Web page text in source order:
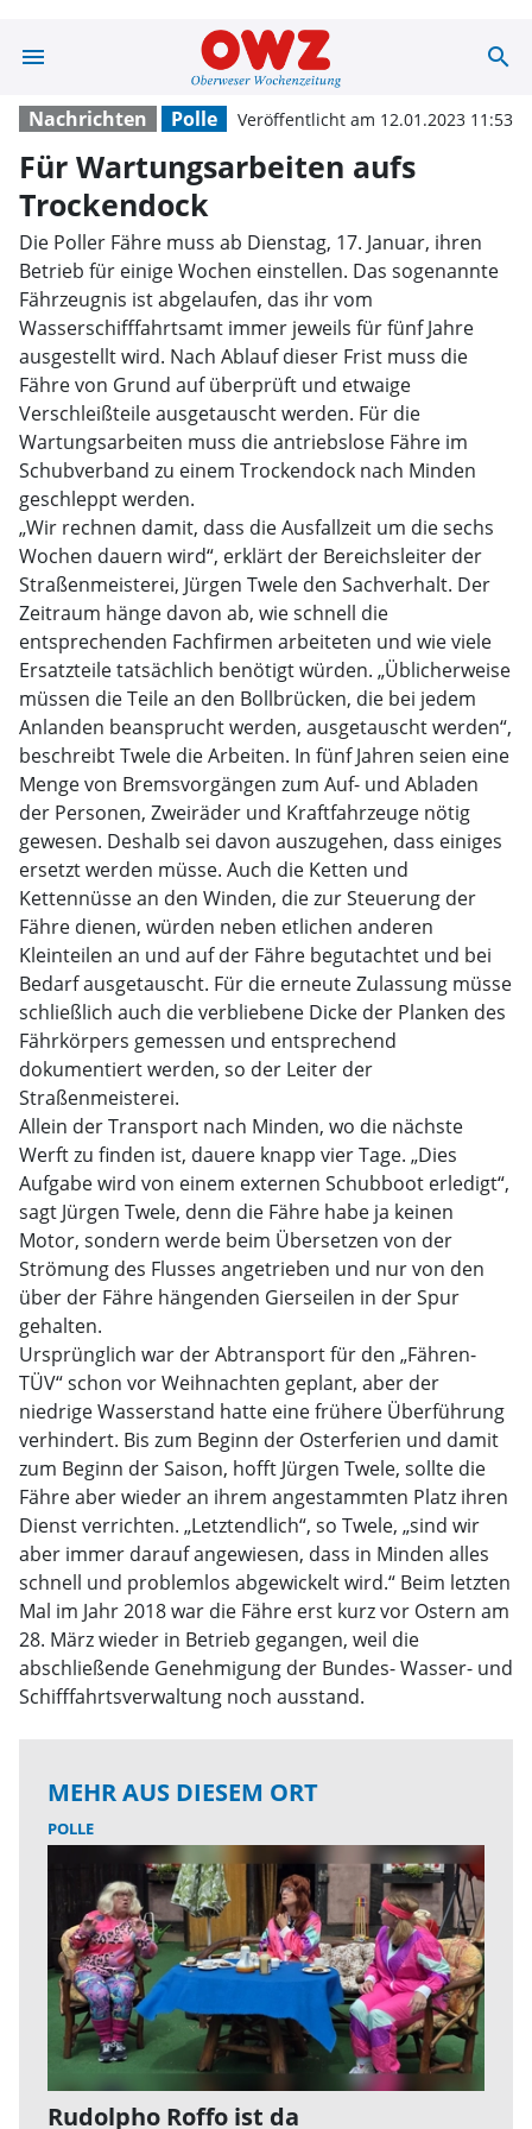
menu Für search
Nachrichten Polle Veröffentlicht am 12.01.2023 11:53
Für Wartungsarbeiten aufs
Trockendock
Die Poller Fähre muss ab Dienstag, 17. Januar, ihren
Betrieb für einige Wochen einstellen. Das sogenannte
Fährzeugnis ist abgelaufen, das ihr vom
Wasserschifffahrtsamt immer jeweils für fünf Jahre
ausgestellt wird. Nach Ablauf dieser Frist muss die
Fähre von Grund auf überprüft und etwaige
Verschleißteile ausgetauscht werden. Für die
Wartungsarbeiten muss die antriebslose Fähre im
Schubverband zu einem Trockendock nach Minden
geschleppt werden.
„Wir rechnen damit, dass die Ausfallzeit um die sechs
Wochen dauern wird“, erklärt der Bereichsleiter der
Straßenmeisterei, Jürgen Twele den Sachverhalt. Der
Zeitraum hänge davon ab, wie schnell die
entsprechenden Fachfirmen arbeiteten und wie viele
Ersatzteile tatsächlich benötigt würden. „Üblicherweise
müssen die Teile an den Bollbrücken, die bei jedem
Anlanden beansprucht werden, ausgetauscht werden“,
beschreibt Twele die Arbeiten. In fünf Jahren seien eine
Menge von Bremsvorgängen zum Auf- und Abladen
der Personen, Zweiräder und Kraftfahrzeuge nötig
gewesen. Deshalb sei davon auszugehen, dass einiges
ersetzt werden müsse. Auch die Ketten und
Kettennüsse an den Winden, die zur Steuerung der
Fähre dienen, würden neben etlichen anderen
Kleinteilen an und auf der Fähre begutachtet und bei
Bedarf ausgetauscht. Für die erneute Zulassung müsse
schließlich auch die verbliebene Dicke der Planken des
Fährkörpers gemessen und entsprechend
dokumentiert werden, so der Leiter der
Straßenmeisterei.
Allein der Transport nach Minden, wo die nächste
Werft zu finden ist, dauere knapp vier Tage. „Dies
Aufgabe wird von einem externen Schubboot erledigt“,
sagt Jürgen Twele, denn die Fähre habe ja keinen
Motor, sondern werde beim Übersetzen von der
Strömung des Flusses angetrieben und nur von den
über der Fähre hängenden Gierseilen in der Spur
gehalten.
Ursprünglich war der Abtransport für den „Fähren-
TÜV“ schon vor Weihnachten geplant, aber der
niedrige Wasserstand hatte eine frühere Überführung
verhindert. Bis zum Beginn der Osterferien und damit
zum Beginn der Saison, hofft Jürgen Twele, sollte die
Fähre aber wieder an ihrem angestammten Platz ihren
Dienst verrichten. „Letztendlich“, so Twele, „sind wir
aber immer darauf angewiesen, dass in Minden alles
schnell und problemlos abgewickelt wird.“ Beim letzten
Mal im Jahr 2018 war die Fähre erst kurz vor Ostern am
28. März wieder in Betrieb gegangen, weil die
abschließende Genehmigung der Bundes- Wasser- und
Schifffahrtsverwaltung noch ausstand.
MEHR AUS DIESEM ORT
POLLE
Rudolpho Roffo ist da